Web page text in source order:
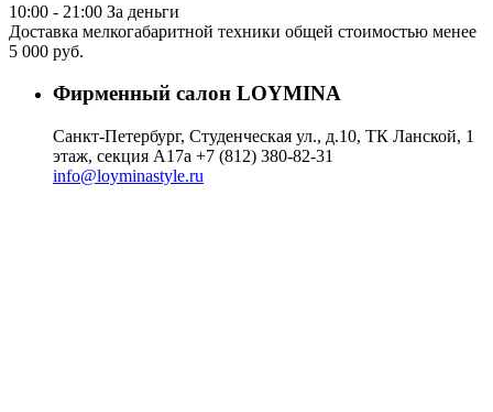
10:00 - 21:00 За деньги
Доставка мелкогабаритной техники общей стоимостью менее
5 000 руб.
Фирменный салон LOYMINA
Санкт-Петербург, Студенческая ул., д.10, ТК Ланской, 1
этаж, секция А17а +7 (812) 380-82-31
info@loyminastyle.ru